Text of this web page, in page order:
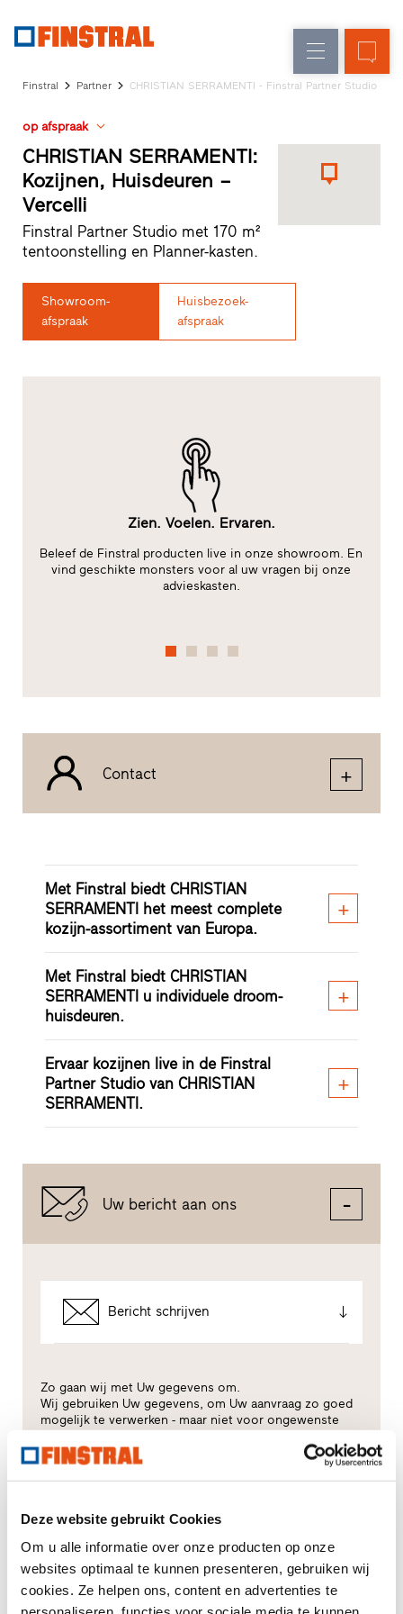
Deze website gebruikt Cookies
Om u alle informatie over onze producten op onze
websites optimaal te kunnen presenteren, gebruiken wij
cookies. Ze helpen ons, content en advertenties te
Glasgevels
Service
Showroom
Heeze
Showroom
Hoofddorp
Showroom
Apeldoorn
Finstral Partner CHRISTIAN SERRAMENTI - Finstral Partner Studio
op afspraak
CHRISTIAN SERRAMENTI:
Kozijnen, Huisdeuren –
Vercelli
Finstral Partner Studio met 170 m²
tentoonstelling en Planner-kasten.
Showroom-
afspraak
Huisbezoek-
afspraak
Zien. Voelen. Ervaren.
Beleef de Finstral producten live in onze showroom. En
vind geschikte monsters voor al uw vragen bij onze
advieskasten.
Contact
Met Finstral biedt CHRISTIAN
SERRAMENTI het meest complete
kozijn-assortiment van Europa.
Met Finstral biedt CHRISTIAN
SERRAMENTI u individuele droom-
huisdeuren.
Ervaar kozijnen live in de Finstral
Partner Studio van CHRISTIAN
SERRAMENTI.
Uw bericht aan ons
Bericht schrijven
Zo gaan wij met Uw gegevens om.
Wij gebruiken Uw gegevens, om Uw aanvraag zo goed
mogelijk te verwerken - maar niet voor ongewenste
de desbetreffende dealer - ook alleen voor dit doel. Alle
details van de gegevensverwerking worden beschreven
in ditprivacybeleid.
Voor welk thema heeft u vooral interesse?
Kozijnen